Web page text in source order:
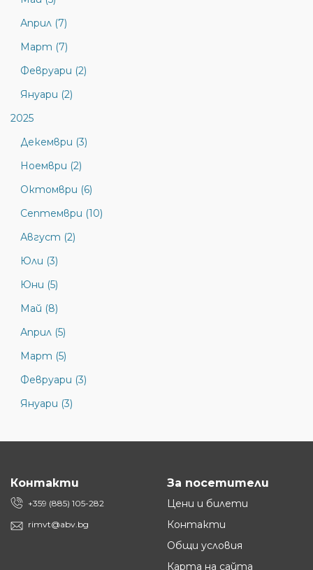
Април (7)
Март (7)
Февруари (2)
Януари (2)
2025
Декември (3)
Ноември (2)
Октомври (6)
Септември (10)
Август (2)
Юли (3)
Юни (5)
Май (8)
Април (5)
Март (5)
Февруари (3)
Януари (3)
Контакти
+359 (885) 105-282
rimvt@abv.bg
За посетители
Цени и билети
Контакти
Общи условия
Карта на сайта